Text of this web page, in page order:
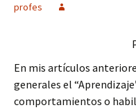
profes
En mis artículos
generales el
comportamientos o